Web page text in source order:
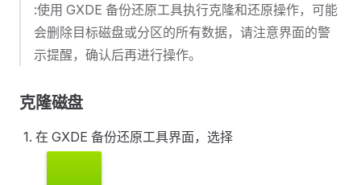
:使用 GXDE 备份还原工具执行克隆和还原操作，可能
会删除目标磁盘或分区的所有数据，请注意界面的警
示提醒，确认后再进行操作。
克隆磁盘
在 GXDE 备份还原工具界面，选择